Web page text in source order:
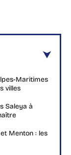
Maritimes
villes
Saleya à
Menton : les